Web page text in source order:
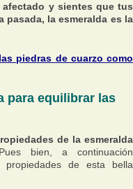
y sientes que tus
pasada, la esmeralda es la
piedras de cuarzo como
para equilibrar las
de la esmeralda
bien, a continuación
propiedades de esta bella